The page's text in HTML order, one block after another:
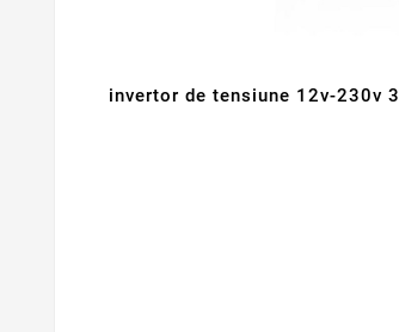
invertor de tensiune 12v-230v